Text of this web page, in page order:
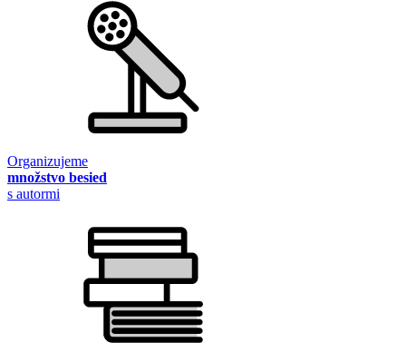
Organizujeme
množstvo besied
s autormi